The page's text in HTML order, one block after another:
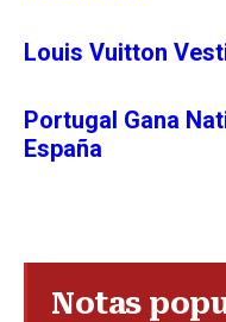
Louis Vuitton
Portugal Gana
España
Notas